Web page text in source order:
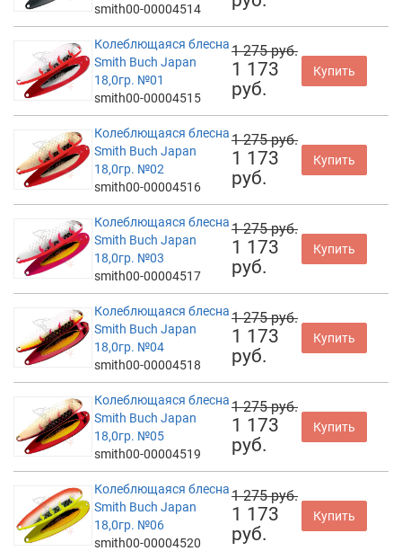
smith00-00004514
Колеблющаяся блесна
Smith Buch Japan
18,0гр. №01
smith00-00004515
1 275 руб.
1 173
руб.
Купить
Колеблющаяся блесна
Smith Buch Japan
18,0гр. №02
smith00-00004516
1 275 руб.
1 173
руб.
Купить
Колеблющаяся блесна
Smith Buch Japan
18,0гр. №03
smith00-00004517
1 275 руб.
1 173
руб.
Купить
Колеблющаяся блесна
Smith Buch Japan
18,0гр. №04
smith00-00004518
1 275 руб.
1 173
руб.
Купить
Колеблющаяся блесна
Smith Buch Japan
18,0гр. №05
smith00-00004519
1 275 руб.
1 173
руб.
Купить
Колеблющаяся блесна
Smith Buch Japan
18,0гр. №06
smith00-00004520
1 275 руб.
1 173
руб.
Купить